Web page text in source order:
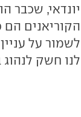
יונדאי, שכבר
הקוריאנים הם
לשמור על
לנו חשק לנהוג